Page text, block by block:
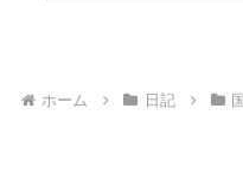
ホーム 日記